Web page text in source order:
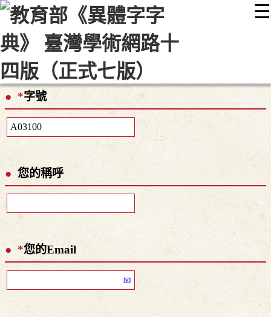
☰
::: 最新消息 常見問題 編輯說明
顯示模式
網站導覽
*字號
您的稱呼
*您的Email